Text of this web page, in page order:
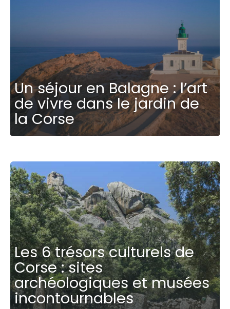
Un séjour en Balagne : l’art
de vivre dans le jardin de
la Corse
Les 6 trésors culturels de
Corse : sites
archéologiques et musées
incontournables